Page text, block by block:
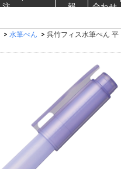
注
報
合わせ
> 水筆ぺん > 呉竹フィス水筆ぺん 平